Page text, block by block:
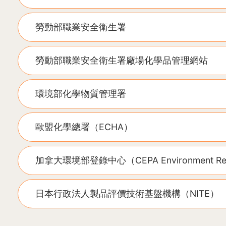
勞動部職業安全衛生署
勞動部職業安全衛生署廠場化學品管理網站
環境部化學物質管理署
歐盟化學總署（ECHA）
加拿大環境部登錄中心（CEPA Environment
日本行政法人製品評價技術基盤機構（NITE）